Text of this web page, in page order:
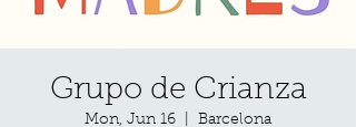
Grupo de Crianza
Mon, Jun 16 Barcelona